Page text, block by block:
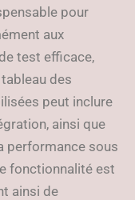
pour
aux
test efficace,
des
peut inclure
ainsi que
performance sous
fonctionnalité est
ainsi de